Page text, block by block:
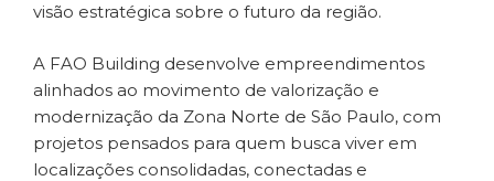
visão estratégica sobre o futuro da região.
A FAO Building desenvolve empreendimentos
alinhados ao movimento de valorização e
modernização da Zona Norte de São Paulo, com
projetos pensados para quem busca viver em
localizações consolidadas, conectadas e